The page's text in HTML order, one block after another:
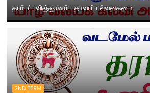
தரம் 7 - விஞ்ஞானம் - தாவரப் பல்வகைமை
2ND TERM